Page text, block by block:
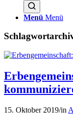
Menü Menü
15. Oktober 2019/in